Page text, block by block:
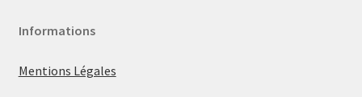
Informations
Mentions Légales